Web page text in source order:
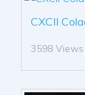
CXCII
3598 Views